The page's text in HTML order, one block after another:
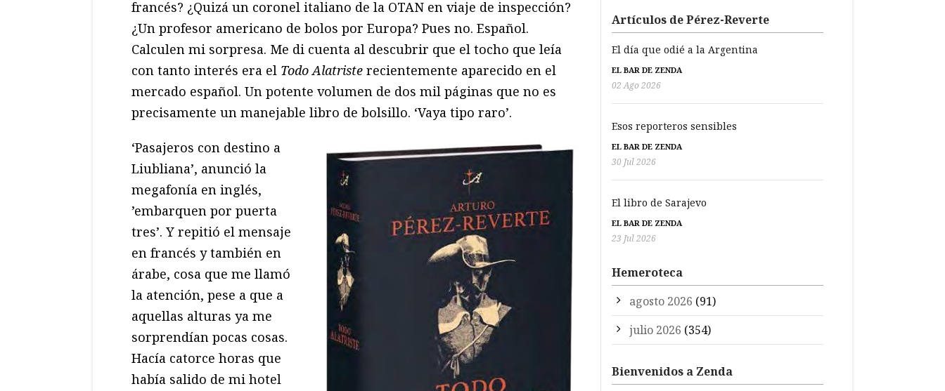
francés? ¿Quizá un coronel italiano de la OTAN en viaje de inspección?
¿Un profesor americano de bolos por Europa? Pues no. Español.
Calculen mi sorpresa. Me di cuenta al descubrir que el tocho que leía
con tanto interés era el Todo Alatriste recientemente aparecido en el
mercado español. Un potente volumen de dos mil páginas que no es
precisamente un manejable libro de bolsillo. ‘Vaya tipo raro’.
‘Pasajeros con destino a
Liubliana’, anunció la
megafonía en inglés,
’embarquen por puerta
tres’. Y repitió el mensaje
en francés y también en
árabe, cosa que me llamó
la atención, pese a que a
aquellas alturas ya me
sorprendían pocas cosas.
Hacía catorce horas que
había salido de mi hotel
Artículos de Pérez-Reverte
El día que odié a la Argentina
EL BAR DE ZENDA
02 Ago 2026
Esos reporteros sensibles
EL BAR DE ZENDA
30 Jul 2026
El libro de Sarajevo
EL BAR DE ZENDA
23 Jul 2026
Hemeroteca
agosto 2026 (91)
julio 2026 (354)
Bienvenidos a Zenda